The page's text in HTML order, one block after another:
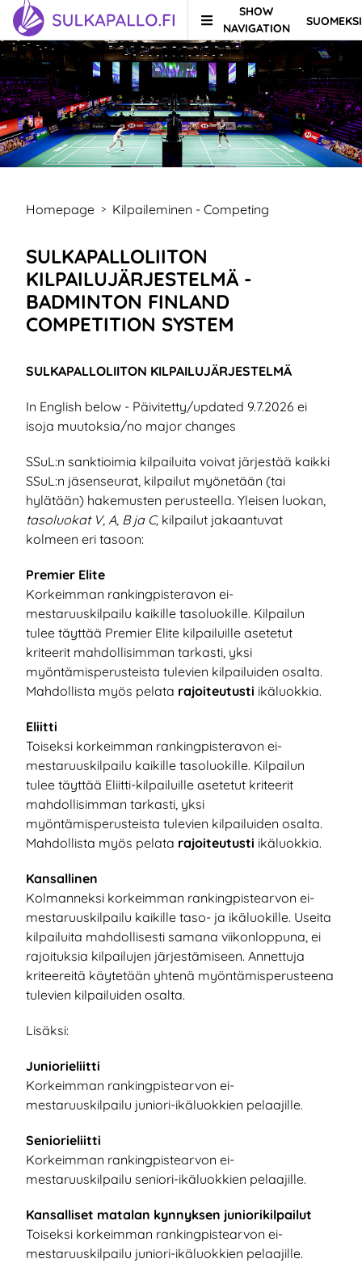
Skip to content
TO HOMEPAGE
SHOW
NAVIGATION
SUOMEKSI
Homepage > Kilpaileminen - Competing
SULKAPALLOLIITON
KILPAILUJÄRJESTELMÄ -
BADMINTON FINLAND
COMPETITION SYSTEM
SULKAPALLOLIITON KILPAILUJÄRJESTELMÄ
In English below - Päivitetty/updated 9.7.2026 ei
isoja muutoksia/no major changes
SSuL:n sanktioimia kilpailuita voivat järjestää kaikki
SSuL:n jäsenseurat, kilpailut myönetään (tai
hylätään) hakemusten perusteella. Yleisen luokan,
tasoluokat V, A, B ja C, kilpailut jakaantuvat
kolmeen eri tasoon:
Premier Elite
Korkeimman rankingpisteravon ei-
mestaruuskilpailu kaikille tasoluokille. Kilpailun
tulee täyttää Premier Elite kilpailuille asetetut
kriteerit mahdollisimman tarkasti, yksi
myöntämisperusteista tulevien kilpailuiden osalta.
Mahdollista myös pelata rajoiteutusti ikäluokkia.
Eliitti
Toiseksi korkeimman rankingpisteravon ei-
mestaruuskilpailu kaikille tasoluokille. Kilpailun
tulee täyttää Eliitti-kilpailuille asetetut kriteerit
mahdollisimman tarkasti, yksi
myöntämisperusteista tulevien kilpailuiden osalta.
Mahdollista myös pelata rajoiteutusti ikäluokkia.
Kansallinen
Kolmanneksi korkeimman rankingpistearvon ei-
mestaruuskilpailu kaikille taso- ja ikäluokille. Useita
kilpailuita mahdollisesti samana viikonloppuna, ei
rajoituksia kilpailujen järjestämiseen. Annettuja
kriteereitä käytetään yhtenä myöntämisperusteena
tulevien kilpailuiden osalta.
Lisäksi:
Juniorieliitti
Korkeimman rankingpistearvon ei-
mestaruuskilpailu juniori-ikäluokkien pelaajille.
Seniorieliitti
Korkeimman rankingpistearvon ei-
mestaruuskilpailu seniori-ikäluokkien pelaajille.
Kansalliset matalan kynnyksen juniorikilpailut
Toiseksi korkeimman rankingpistearvon ei-
mestaruuskilpailu juniori-ikäluokkien pelaajille.